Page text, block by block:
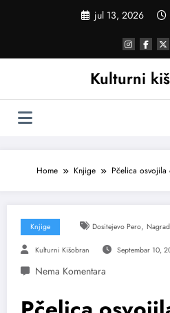
jul 13, 2026
Kulturni
Home Knjige Pčelica osvojila
Knjige Dositejevo Pero,
Kulturni Kišobran Septembar 10,